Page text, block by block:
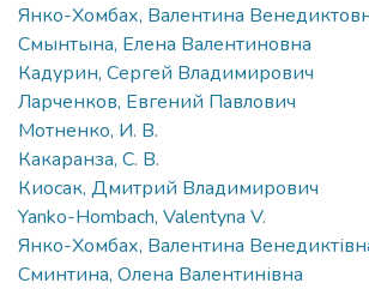
Янко-Хомбах, Валентина
Смынтына, Елена Валентиновна
Кадурин, Сергей Владимирович
Ларченков, Евгений Павлович
Мотненко, И. В.
Какаранза, С. В.
Киосак, Дмитрий Владимирович
Yanko-Hombach, Valentyna V.
Янко-Хомбах, Валентина
Сминтина, Олена Валентинівна